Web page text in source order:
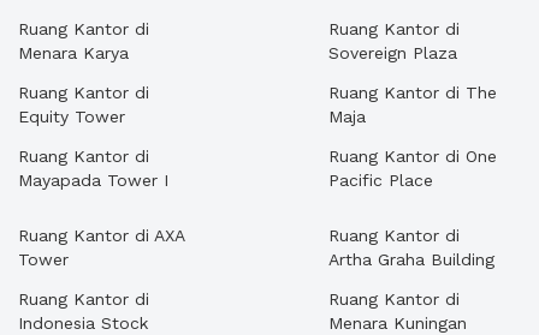
Ruang Kantor di
Menara Karya
Ruang Kantor di
Equity Tower
Ruang Kantor di
Mayapada Tower I
Ruang Kantor di
Sovereign Plaza
Ruang Kantor di The
Maja
Ruang Kantor di One
Pacific Place
Ruang Kantor di AXA
Tower
Ruang Kantor di
Indonesia Stock
Ruang Kantor di
Artha Graha Building
Ruang Kantor di
Menara Kuningan